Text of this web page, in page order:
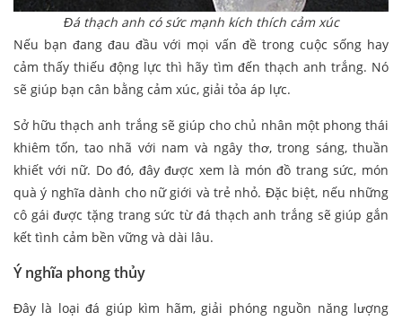
Đá thạch anh có sức mạnh kích thích cảm xúc
Nếu bạn đang đau đầu với mọi vấn đề trong cuộc sống hay
cảm thấy thiếu động lực thì hãy tìm đến thạch anh trắng. Nó
sẽ giúp bạn cân bằng cảm xúc, giải tỏa áp lực.
Sở hữu thạch anh trắng sẽ giúp cho chủ nhân một phong thái
khiêm tốn, tao nhã với nam và ngây thơ, trong sáng, thuần
khiết với nữ. Do đó, đây được xem là món đồ trang sức, món
quà ý nghĩa dành cho nữ giới và trẻ nhỏ. Đặc biệt, nếu những
cô gái được tặng trang sức từ đá thạch anh trắng sẽ giúp gắn
kết tình cảm bền vững và dài lâu.
Ý nghĩa phong thủy
Đây là loại đá giúp kìm hãm, giải phóng nguồn năng lượng